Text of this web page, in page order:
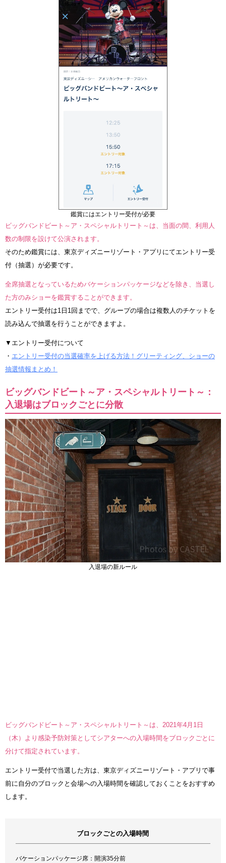
鑑賞にはエントリー受付が必要
ビッグバンドビート～ア・スペシャルトリート～は、当面の間、利用人
数の制限を設けて公演されます。
そのため鑑賞には、東京ディズニーリゾート・アプリにてエントリー受
付（抽選）が必要です。
全席抽選となっているためバケーションパッケージなどを除き、当選し
た方のみショーを鑑賞することができます。
エントリー受付は1日1回までで、グループの場合は複数人のチケットを
読み込んで抽選を行うことができますよ。
▼エントリー受付について
・ エントリー受付の当選確率を上げる方法！グリーティング、ショーの
抽選情報まとめ！
ビッグバンドビート～ア・スペシャルトリート～：
入退場はブロックごとに分散
入退場の新ルール
ビッグバンドビート～ア・スペシャルトリート～は、2021年4月1日
（木）より感染予防対策としてシアターへの入場時間をブロックごとに
分けて指定されています。
エントリー受付で当選した方は、東京ディズニーリゾート・アプリで事
前に自分のブロックと会場への入場時間を確認しておくことをおすすめ
します。
ブロックごとの入場時間
バケーションパッケージ席：開演35分前